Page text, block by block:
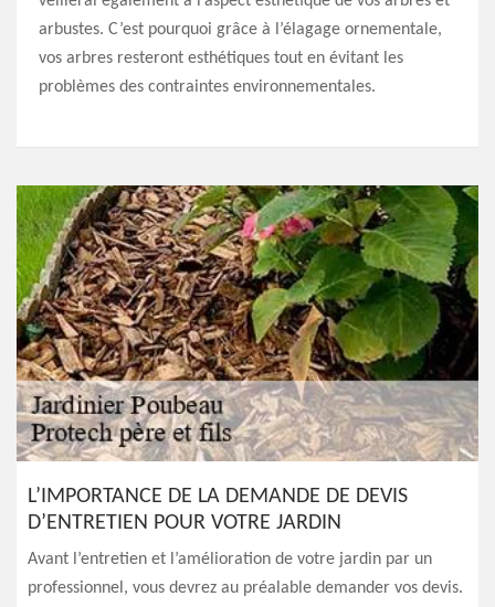
arbustes. C’est pourquoi grâce à l’élagage ornementale,
vos arbres resteront esthétiques tout en évitant les
problèmes des contraintes environnementales.
L’IMPORTANCE DE LA DEMANDE DE DEVIS
D’ENTRETIEN POUR VOTRE JARDIN
Avant l’entretien et l’amélioration de votre jardin par un
professionnel, vous devrez au préalable demander vos devis.